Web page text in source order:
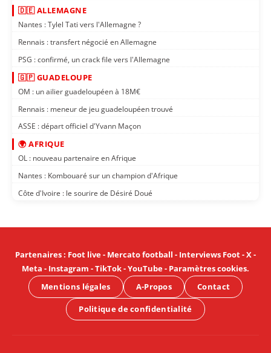
🇩🇪 ALLEMAGNE
Nantes : Tylel Tati vers l'Allemagne ?
Rennais : transfert négocié en Allemagne
PSG : confirmé, un crack file vers l'Allemagne
🇬🇵 GUADELOUPE
OM : un ailier guadeloupéen à 18M€
Rennais : meneur de jeu guadeloupéen trouvé
ASSE : départ officiel d'Yvann Maçon
🌍 AFRIQUE
OL : nouveau partenaire en Afrique
Nantes : Kombouaré sur un champion d'Afrique
Côte d'Ivoire : le sourire de Désiré Doué
Partenaires: Foot live- Mercato football - Interviews Foot-X-
Meta - Instagram -TikTok-YouTube- Paramètres cookies.
Mentions légales
A-Propos Contact
Politique de confidentialité